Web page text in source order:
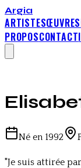
Argia
ARTISTESŒUVRES
PROPOSCONTACT
Né en 1992
"Je suis attirée